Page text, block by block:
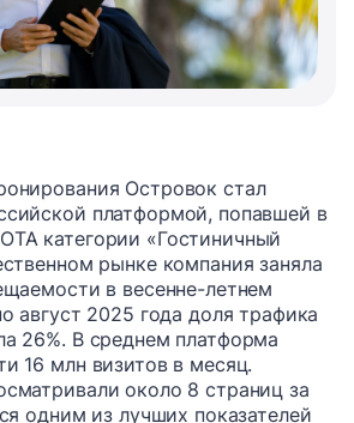
Островок стал
платформой, попавшей в
категории «Гостиничный
рынке компания заняла
в весенне-летнем
август 2025 года доля трафика
26%. В среднем платформа
16 млн визитов в месяц.
около 8 страниц за
одним из лучших показателей